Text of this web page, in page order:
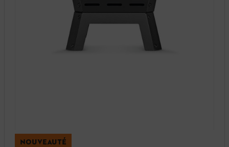
NOUVEAUTÉ